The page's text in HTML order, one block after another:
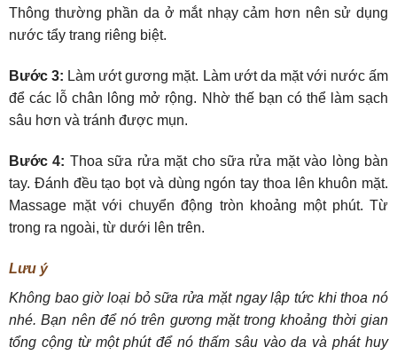
Thông thường phần da ở mắt nhạy cảm hơn nên sử dụng
nước tẩy trang riêng biệt.
Bước 3: Làm ướt gương mặt. Làm ướt da mặt với nước ấm
để các lỗ chân lông mở rộng. Nhờ thế bạn có thể làm sạch
sâu hơn và tránh được mụn.
Bước 4: Thoa sữa rửa mặt cho sữa rửa mặt vào lòng bàn
tay. Đánh đều tạo bọt và dùng ngón tay thoa lên khuôn mặt.
Massage mặt với chuyển động tròn khoảng một phút. Từ
trong ra ngoài, từ dưới lên trên.
Lưu ý
Không bao giờ loại bỏ sữa rửa mặt ngay lập tức khi thoa nó
nhé. Bạn nên để nó trên gương mặt trong khoảng thời gian
tổng cộng từ một phút để nó thấm sâu vào da và phát huy